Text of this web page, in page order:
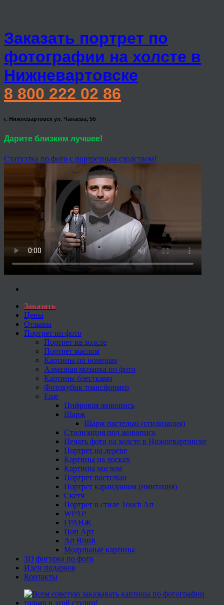
Заказать портрет по
фотографии на холсте в
Нижневартовске
8 800 222 02 86
г. Нижневартовск ул. Чапаева, 5б
Дарите близким лучшее!
Статуэтка по фото с портретным сходством!
Заказать
Цены
Отзывы
Портрет по фото
Портрет на холсте
Портрет маслом
Картины по номерам
Алмазная мозаика по фото
Картины блестками
Фотокубик трансформер
Еще
Цифровая живопись
Шарж
Шарж пастелью (стилизация)
Стилизация под живопись
Печать фото на холсте в Нижневартовске
Портрет на дереве
Картины на досках
Картины маслом
Портрет пастелью
Портрет карандашом (имитация)
Скетч
Портрет в стиле Touch Art
WPAP
ГРАНЖ
Поп Арт
Art Brush
Модульные картины
3D фигурка по фото
Идеи подарков
Контакты